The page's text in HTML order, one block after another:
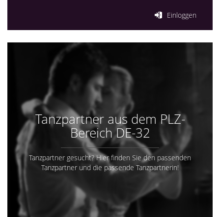
Einloggen
Tanzpartner aus dem PLZ-
Bereich DE-32
Tanzpartner gesucht? Hier finden Sie den passenden
Tanzpartner und die passende Tanzpartnerin!